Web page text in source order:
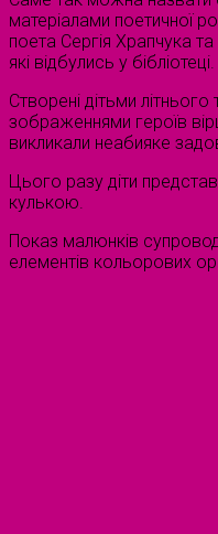
матеріалами поетичної
поета Сергія Храпчука
які відбулись у бібліотеці.
Створені дітьми
зображеннями героїв
викликали неабияке
Цього разу діти
кулькою.
Показ малюнків
елементів кольорових